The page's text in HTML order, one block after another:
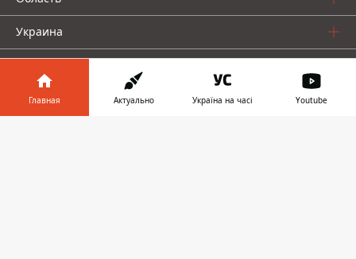
Украина
Пресс-релизы
Главная Актуально Україна на часі Youtube